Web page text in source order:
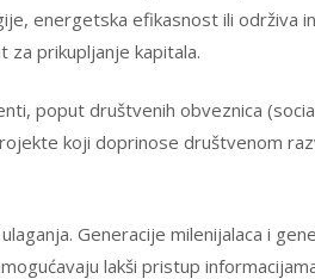
energetska efikasnost ili održiva
za prikupljanje kapitala.
poput društvenih obveznica
koji doprinose društvenom
Generacije milenijalaca i
lakši pristup